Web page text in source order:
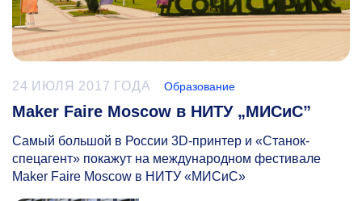
24 ИЮЛЯ 2017 ГОДА Образование
Maker Faire Moscow в НИТУ „МИСиС”
Самый большой в России 3D-принтер и «Станок-
спецагент» покажут на международном фестивале
Maker Faire Moscow в НИТУ «МИСиС»